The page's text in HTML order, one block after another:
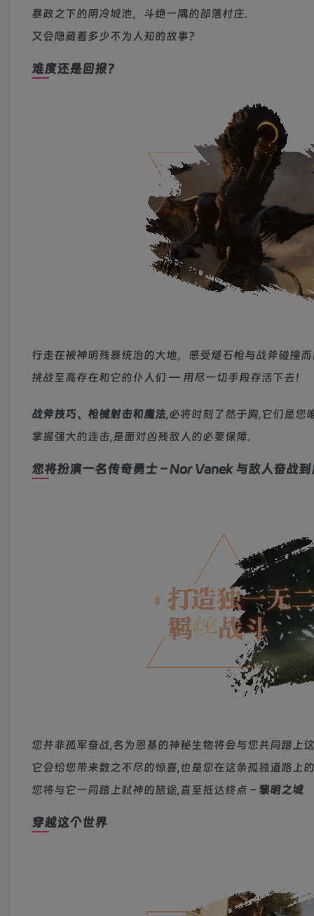
暴政之下的阴冷城池，斗绝一隅的部落村庄.
又会隐藏着多少不为人知的故事？
难度还是回报？
行走在被神明残暴统治的大地，感受燧石枪与战斧碰撞
挑战至高存在和它的仆人们 — 用尽一切手段存活下去！
战斧技巧、枪械射击和魔法,必将时刻了然于胸,它们是您
掌握强大的连击,是面对凶残敌人的必要保障.
您将扮演一名传奇勇士 – Nor Vanek 与敌人奋战到
您并非孤军奋战,名为恩基的神秘生物将会与您共同踏上
它会给您带来数之不尽的惊喜,也是您在这条孤独道路上
您将与它一同踏上弑神的旅途,直至抵达终点 – 黎明之城
穿越这个世界